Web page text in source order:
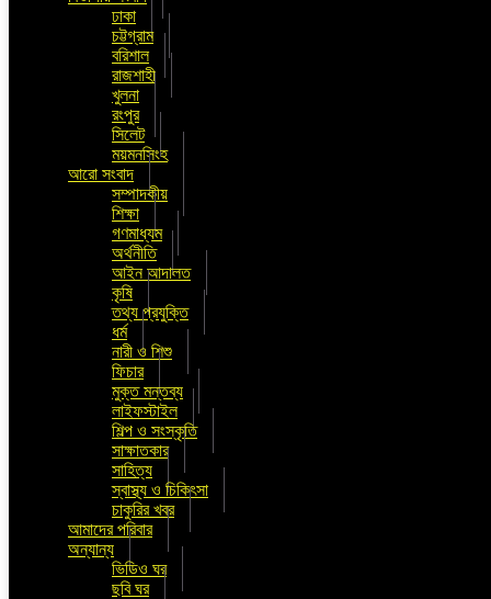
ঢাকা
চট্টগ্রাম
বরিশাল
রাজশাহী
খুলনা
রংপুর
সিলেট
ময়মনসিংহ
আরো সংবাদ
সম্পাদকীয়
শিক্ষা
গণমাধ্যম
অর্থনীতি
আইন আদালত
কৃষি
তথ্য প্রযুক্তি
ধর্ম
নারী ও শিশু
ফিচার
মুক্ত মন্তব্য
লাইফস্টাইল
শিল্প ও সংস্কৃতি
সাক্ষাতকার
সাহিত্য
স্বাস্থ্য ও চিকিৎসা
চাকুরির খবর
আমাদের পরিবার
অন্যান্য
ভিডিও ঘর
ছবি ঘর